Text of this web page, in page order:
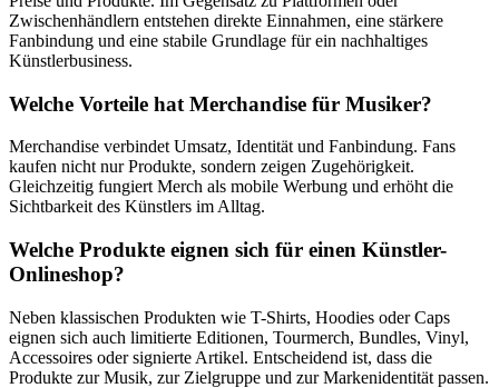
Zwischenhändlern entstehen direkte Einnahmen, eine stärkere
Fanbindung und eine stabile Grundlage für ein nachhaltiges
Künstlerbusiness.
Welche Vorteile hat Merchandise für Musiker?
Merchandise verbindet Umsatz, Identität und Fanbindung. Fans
kaufen nicht nur Produkte, sondern zeigen Zugehörigkeit.
Gleichzeitig fungiert Merch als mobile Werbung und erhöht die
Sichtbarkeit des Künstlers im Alltag.
Welche Produkte eignen sich für einen Künstler-
Onlineshop?
Neben klassischen Produkten wie T-Shirts, Hoodies oder Caps
eignen sich auch limitierte Editionen, Tourmerch, Bundles, Vinyl,
Accessoires oder signierte Artikel. Entscheidend ist, dass die
Produkte zur Musik, zur Zielgruppe und zur Markenidentität passen.